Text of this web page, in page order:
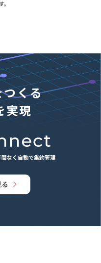
。
つくる
実現
なく自動で集約管理